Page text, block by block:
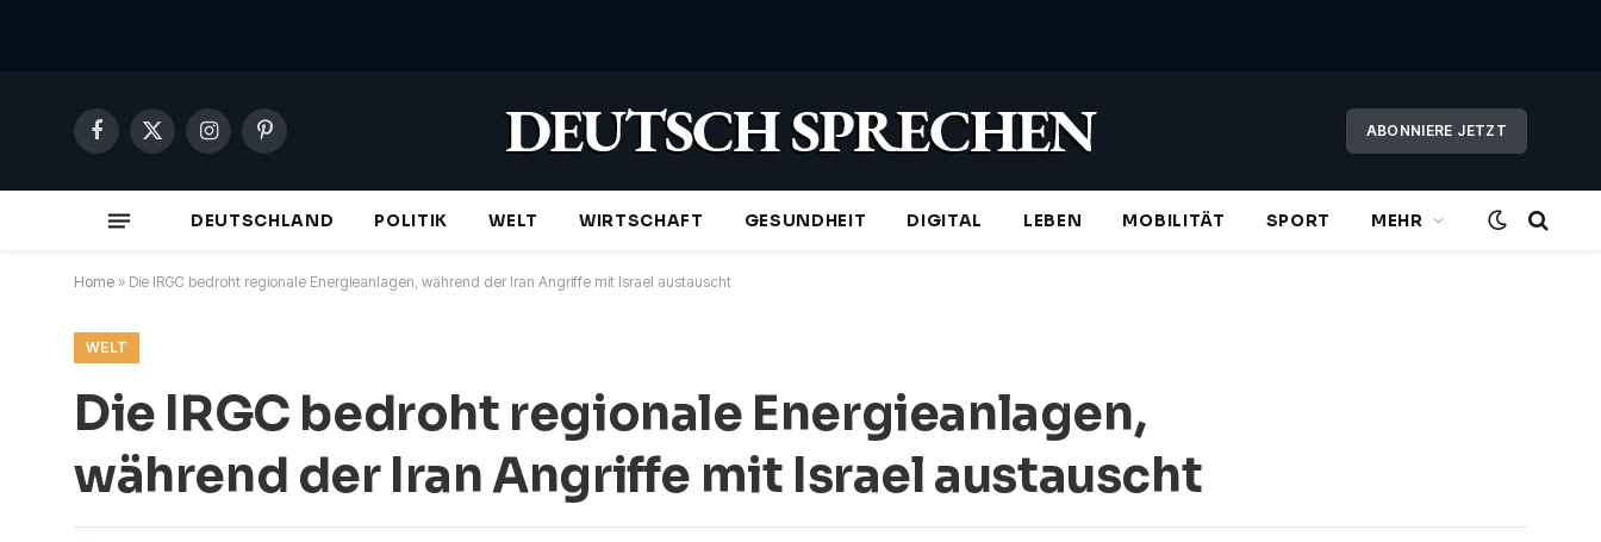
Facebook
X
InstagramPinterest ABONNIERE JETZT
DEUTSCHLAND POLITIK WELT WIRTSCHAFT GESUNDHEIT DIGITAL LEBEN MOBILITÄT SPORT MEHR
Home » Die IRGC bedroht regionale Energieanlagen, während der Iran Angriffe mit Israel austauscht
WELT
Die IRGC bedroht regionale Energieanlagen,
während der Iran Angriffe mit Israel austauscht